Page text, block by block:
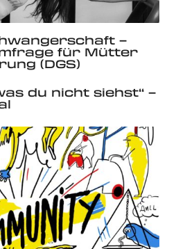
–
für Mütter
(DGS)
du nicht siehst“ –